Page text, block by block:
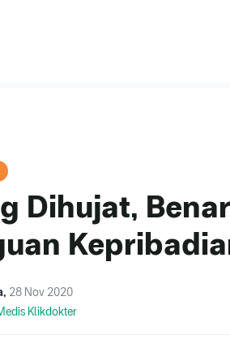
Dihujat,
, 28 Nov 2020
Klikdokter